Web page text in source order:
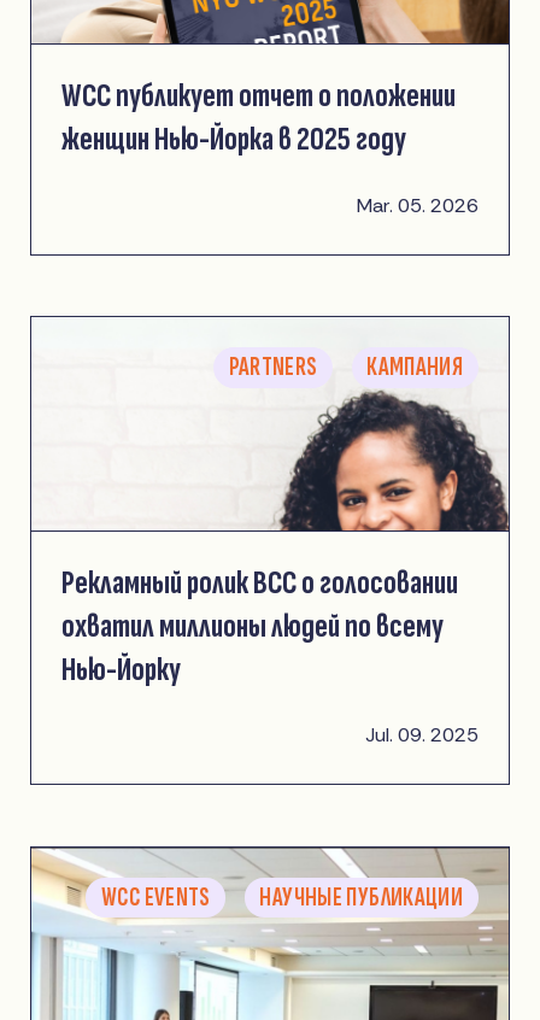
WCC публикует отчет о положении
женщин Нью-Йорка в 2025 году
Mar. 05. 2026
PARTNERS КАМПАНИЯ
Рекламный ролик ВСС о голосовании
охватил миллионы людей по всему
Нью-Йорку
Jul. 09. 2025
WCC EVENTS НАУЧНЫЕ ПУБЛИКАЦИИ